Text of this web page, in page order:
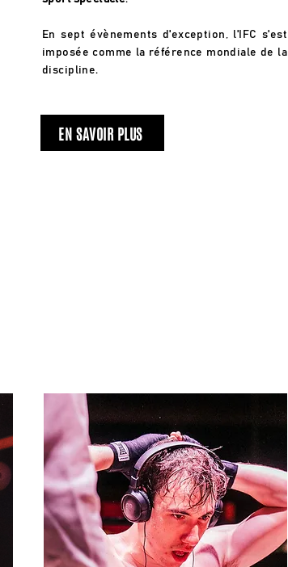
En sept évènements d'exception, l'IFC s'est
imposée comme la référence mondiale de la
discipline.
EN SAVOIR PLUS